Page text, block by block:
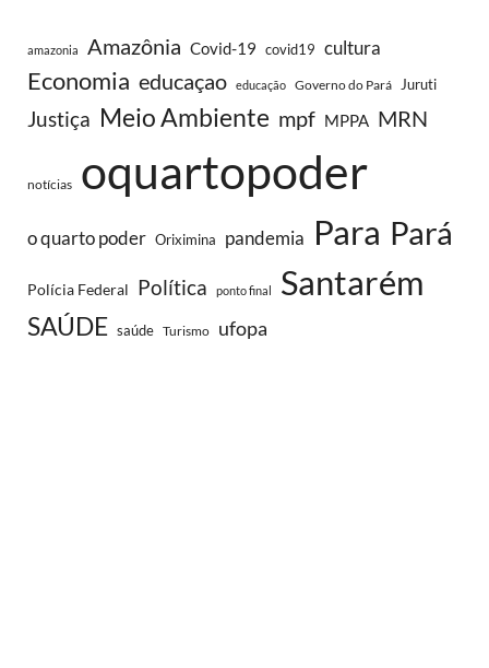
amazonia Amazônia Covid-19 covid19 cultura
Economia educaçao educação Governo do Pará Juruti
Justiça Meio Ambiente mpf MPPA MRN
notícias oquartopoder
o quarto poder Oriximina pandemia Para Pará
Polícia Federal Política ponto final Santarém
SAÚDE saúde Turismo ufopa